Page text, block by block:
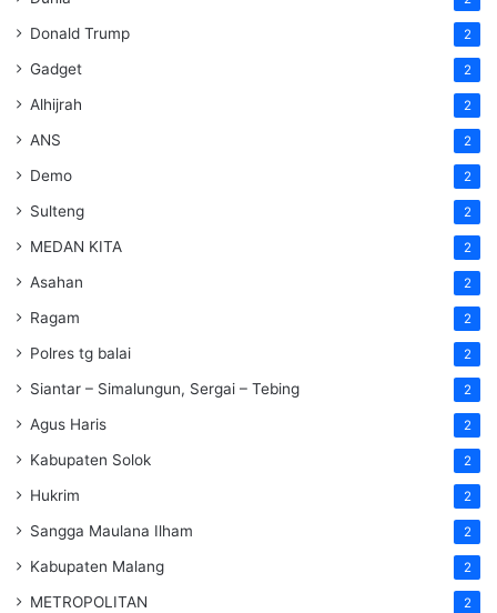
Donald Trump 2
Gadget 2
Alhijrah 2
ANS 2
Demo 2
Sulteng 2
MEDAN KITA 2
Asahan 2
Ragam 2
Polres tg balai 2
Siantar – Simalungun, Sergai – Tebing 2
Agus Haris 2
Kabupaten Solok 2
Hukrim 2
Sangga Maulana Ilham 2
Kabupaten Malang 2
METROPOLITAN 2